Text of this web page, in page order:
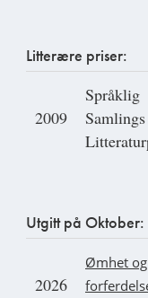
Litterære priser:
2009
Språklig
Samlings
Utgitt på Oktober:
2026
Ømhet og